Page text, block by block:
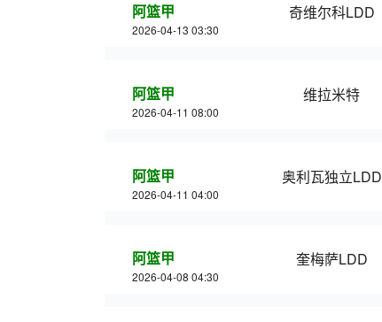
阿篮甲
2026-04-13 03:30
奇维尔科LDD
阿篮甲
2026-04-11 08:00
维拉米特
阿篮甲
2026-04-11 04:00
奥利瓦独立LDD
阿篮甲
2026-04-08 04:30
奎梅萨LDD